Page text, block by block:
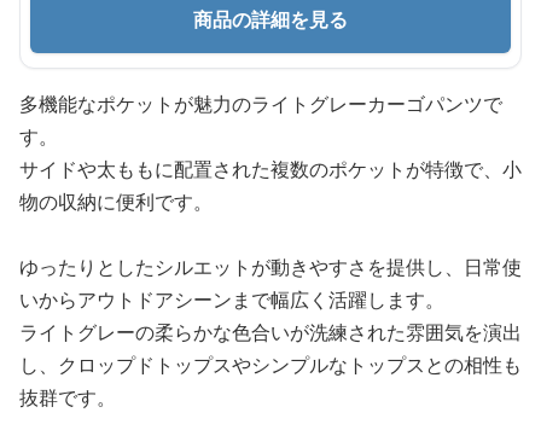
商品の詳細を見る
多機能なポケットが魅力のライトグレーカーゴパンツで
す。
サイドや太ももに配置された複数のポケットが特徴で、小
物の収納に便利です。
ゆったりとしたシルエットが動きやすさを提供し、日常使
いからアウトドアシーンまで幅広く活躍します。
ライトグレーの柔らかな色合いが洗練された雰囲気を演出
し、クロップドトップスやシンプルなトップスとの相性も
抜群です。